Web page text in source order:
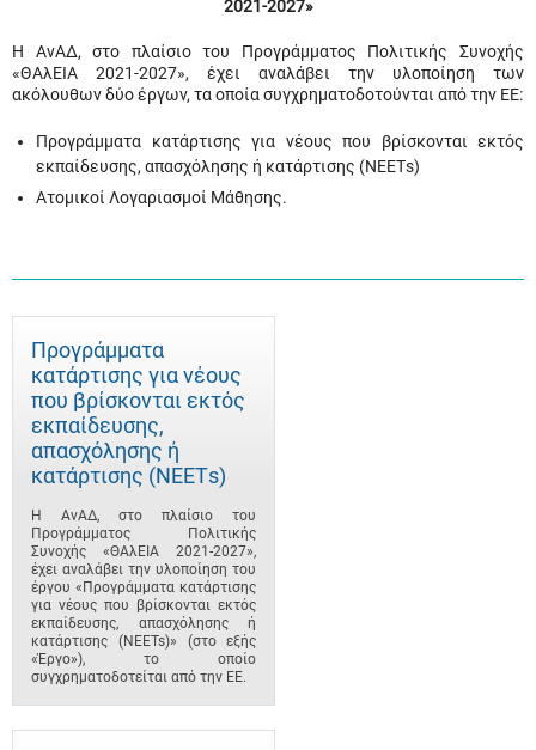
2021-2027»
Η ΑνΑΔ, στο πλαίσιο του Προγράμματος Πολιτικής Συνοχής
«ΘΑλΕΙΑ 2021-2027», έχει αναλάβει την υλοποίηση των
ακόλουθων δύο έργων, τα οποία συγχρηματοδοτούνται από την ΕΕ:
Προγράμματα κατάρτισης για νέους που βρίσκονται εκτός
εκπαίδευσης, απασχόλησης ή κατάρτισης (ΝΕΕΤs)
Ατομικοί Λογαριασμοί Μάθησης.
Προγράμματα
κατάρτισης για νέους
που βρίσκονται εκτός
εκπαίδευσης,
απασχόλησης ή
κατάρτισης (ΝΕΕΤs)
Η ΑνΑΔ, στο πλαίσιο του
Προγράμματος Πολιτικής
Συνοχής «ΘΑλΕΙΑ 2021-2027»,
έχει αναλάβει την υλοποίηση του
έργου «Προγράμματα κατάρτισης
για νέους που βρίσκονται εκτός
εκπαίδευσης, απασχόλησης ή
κατάρτισης (NEETs)» (στο εξής
«Έργο»), το οποίο
συγχρηματοδοτείται από την ΕΕ.